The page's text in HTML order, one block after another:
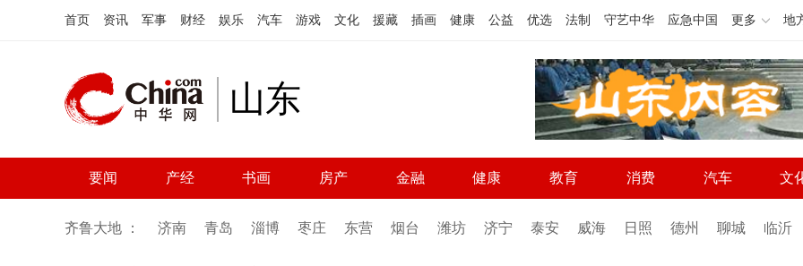
首页 资讯 军事 财经 娱乐 汽车 游戏 文化 援藏 插画 健康 公益 优选 法制 守艺中华 应急中国 更多 地
山东
要闻 产经 书画 房产 金融 健康 教育 消费 汽车 文
齐鲁大地 ： 济南 青岛 淄博 枣庄 东营 烟台 潍坊 济宁 泰安 威海 日照 德州 聊城 临沂